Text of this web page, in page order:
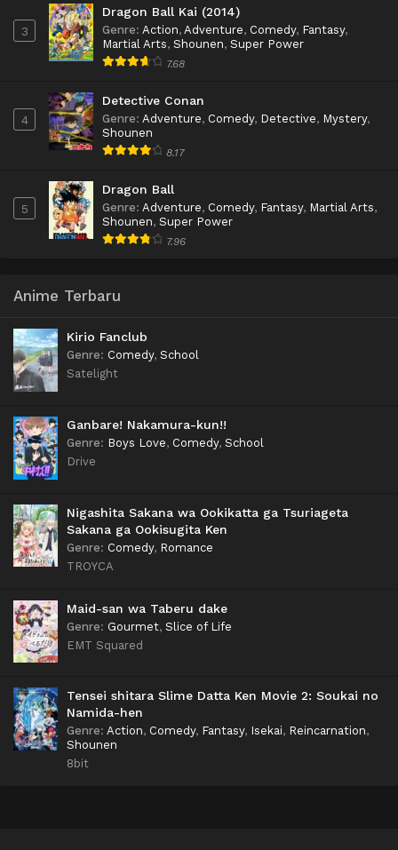
3
Dragon Ball Kai (2014)
Genre: Action, Adventure, Comedy, Fantasy,
Martial Arts, Shounen, Super Power
7.68
4
Detective Conan
Genre: Adventure, Comedy, Detective, Mystery,
Shounen
8.17
5
Dragon Ball
Genre: Adventure, Comedy, Fantasy, Martial Arts,
Shounen, Super Power
7.96
Anime Terbaru
Kirio Fanclub
Genre: Comedy, School
Satelight
Ganbare! Nakamura-kun!!
Genre: Boys Love, Comedy, School
Drive
Nigashita Sakana wa Ookikatta ga Tsuriageta
Sakana ga Ookisugita Ken
Genre: Comedy, Romance
TROYCA
Maid-san wa Taberu dake
Genre: Gourmet, Slice of Life
EMT Squared
Tensei shitara Slime Datta Ken Movie 2: Soukai no
Namida-hen
Genre: Action, Comedy, Fantasy, Isekai, Reincarnation,
Shounen
8bit